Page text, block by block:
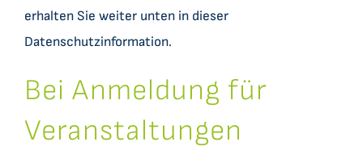
erhalten Sie weiter unten in dieser
Datenschutzinformation.
Bei Anmeldung für
Veranstaltungen